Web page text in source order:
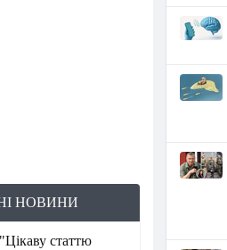
НОВИНИ
"Цікаву статтю